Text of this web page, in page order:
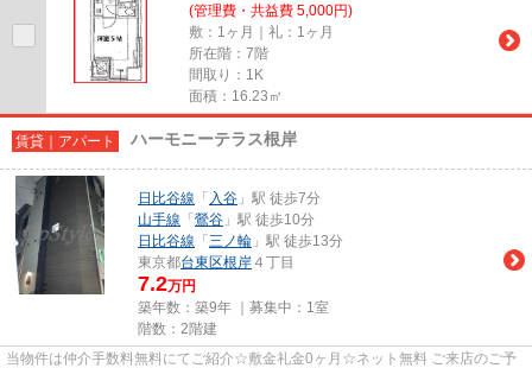
(管理費・共益費 5,000円)
敷：1ヶ月｜礼：1ヶ月
所在階：7階
間取り：1K
面積：16.23㎡
賃貸｜アパート ハーモニーテラス根岸
日比谷線 「 入谷 」駅 徒歩7分
山手線 「 鶯谷 」駅 徒歩10分
日比谷線 「 三ノ輪 」駅 徒歩13分
東京都台東区根岸 ４丁目
7.2万円
築年数：築9年 ｜募集中： 1室
階数：2階建
当物件は仲介手数料無料にてご紹介☆敷金礼金0ヶ月☆ネット無料 ご来店のご予